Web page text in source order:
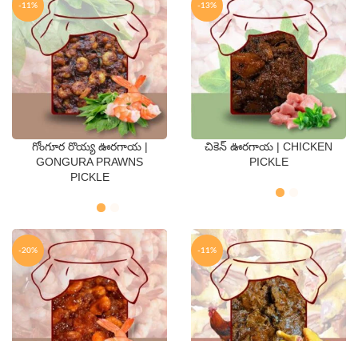
-11%
QTY
500 Gms
గోంగూర రొయ్య ఊరగాయ |
GONGURA PRAWNS
PICKLE
-13%
QTY
చికెన్ ఊరగాయ | CHICKEN
PICKLE
-20% -11%